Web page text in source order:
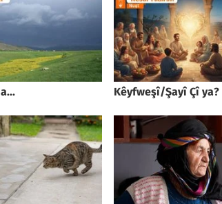
Kêyfweşî/Şayî Çî ya?